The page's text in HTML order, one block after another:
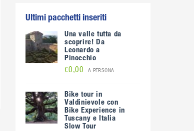
Ultimi pacchetti inseriti
Una valle tutta da
scoprire! Da
Leonardo a
Pinocchio
€0,00 A PERSONA
Bike tour in
Valdinievole con
Bike Experience in
Tuscany e Italia
Slow Tour